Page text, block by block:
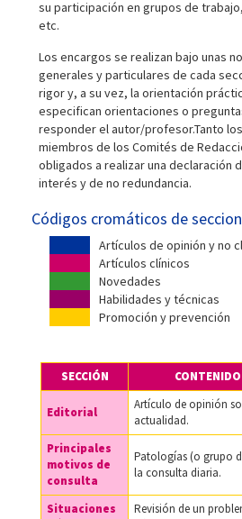
su participación en grupos de
etc.
Los encargos se realizan bajo unas
generales y particulares de cada
rigor y, a su vez, la orientación
especifican orientaciones o
responder el autor/profesor.Tanto
miembros de los Comités de
obligados a realizar una declaración
interés y de no redundancia.
Códigos cromáticos de
Artículos de opinión y no
Artículos clínicos
Novedades
Habilidades y técnicas
Promoción y prevención
SECCIÓN
Editorial
Artículo de opinión
actualidad.
Principales
motivos de
consulta
Patologías (o grupo
la consulta diaria.
Situaciones
Revisión de un